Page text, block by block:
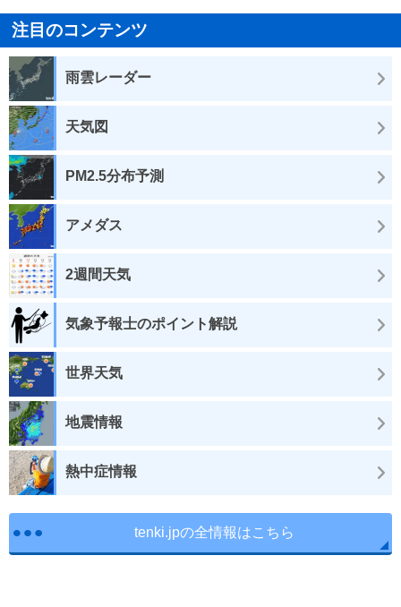
注目のコンテンツ
雨雲レーダー
天気図
PM2.5分布予測
アメダス
2週間天気
気象予報士のポイント解説
世界天気
地震情報
熱中症情報
tenki.jpの全情報はこちら